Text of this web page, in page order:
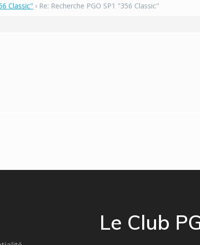
Classic" › Re: Recherche PGO SP1 "356 Classic"
Le Club